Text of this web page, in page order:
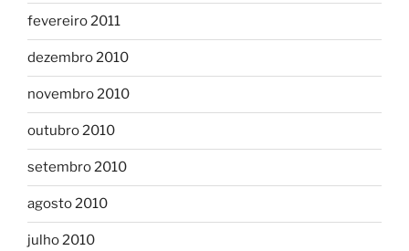
fevereiro 2011
dezembro 2010
novembro 2010
outubro 2010
setembro 2010
agosto 2010
julho 2010